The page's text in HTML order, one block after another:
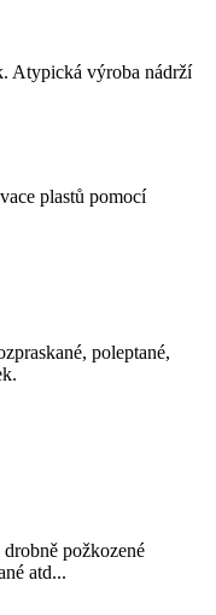
Atypická výroba nádrží
plastů pomocí
poleptané,
požkozené
atd...